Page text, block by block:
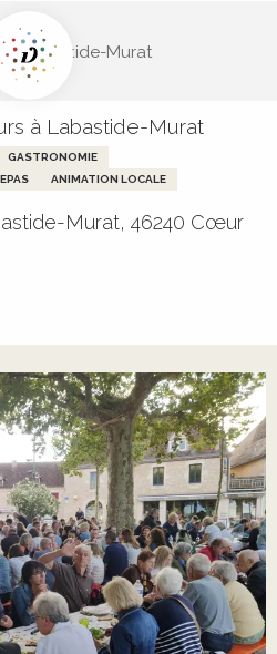
Labastide-Murat
à Labastide-Murat
GASTRONOMIE
ANIMATION LOCALE
Murat, 46240 Cœur